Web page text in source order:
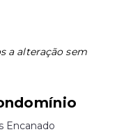
a alteração sem
Encanado